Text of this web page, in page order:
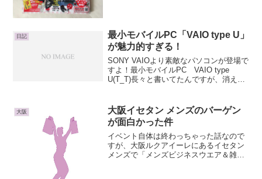
日記
最小モバイルPC「VAIO type U」
が魅力的すぎる！
SONY VAIOより素敵なパソコンが登場で
すよ！最小モバイルPC VAIO type
U(T_T)長々と書いてたんですが、消えて
しまいますね・・・。でも・・・気を取
り...
大阪
大阪イセタン メンズのバーゲン
が面白かった件
イベント自体は終わっちゃった話なので
すが、大阪ルクアイーレにあるイセタン
メンズで「メンズビジネスウエア＆雑貨